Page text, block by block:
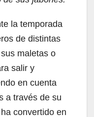
la temporada
de distintas
maletas o
salir y
en cuenta
a través de su
convertido en